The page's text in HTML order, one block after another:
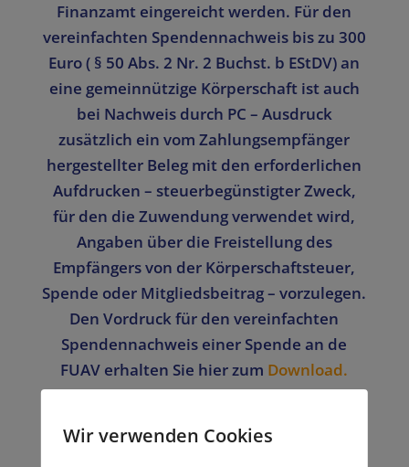
Finanzamt eingereicht werden. Für den
vereinfachten Spendennachweis bis zu 300
Euro ( § 50 Abs. 2 Nr. 2 Buchst. b EStDV) an
eine gemeinnützige Körperschaft ist auch
bei Nachweis durch PC – Ausdruck
zusätzlich ein vom Zahlungsempfänger
hergestellter Beleg mit den erforderlichen
Aufdrucken – steuerbegünstigter Zweck,
für den die Zuwendung verwendet wird,
Angaben über die Freistellung des
Empfängers von der Körperschaftsteuer,
Spende oder Mitgliedsbeitrag – vorzulegen.
Den Vordruck für den vereinfachten
Spendennachweis einer Spende an de
FUAV erhalten Sie hier zum Download.
vom Spendenempfänger auszustellende
Wir verwenden Cookies